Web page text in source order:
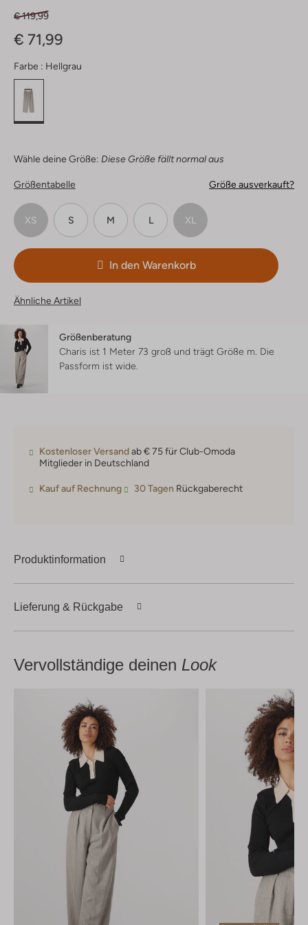
€ 119,99
€ 71,99
Farbe : Hellgrau
Wähle deine Größe: Diese Größe fällt normal aus
Größentabelle Größe ausverkauft?
XS S M L XL
In den Warenkorb
Ähnliche Artikel
Größenberatung
Charis ist 1 Meter 73 groß und trägt Größe m. Die
Passform ist wide
Kostenloser Versandab € 75 für Club-Omoda
Mitglieder in Deutschland
Kauf auf Rechnung 30 Tagen Rückgaberecht
Produktinformation
Lieferung & Rückgabe
Vervollständige deinen Look